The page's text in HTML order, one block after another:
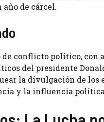
de cárcel.
conflicto político, con
del presidente
la divulgación de los
y la influencia